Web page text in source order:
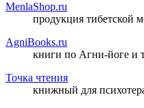
MenlaShop.ru
продукция тибетской
AgniBooks.ru
книги по Агни-йоге и
Точка чтения
книжный для